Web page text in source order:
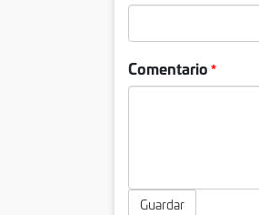
Comentario
Guardar